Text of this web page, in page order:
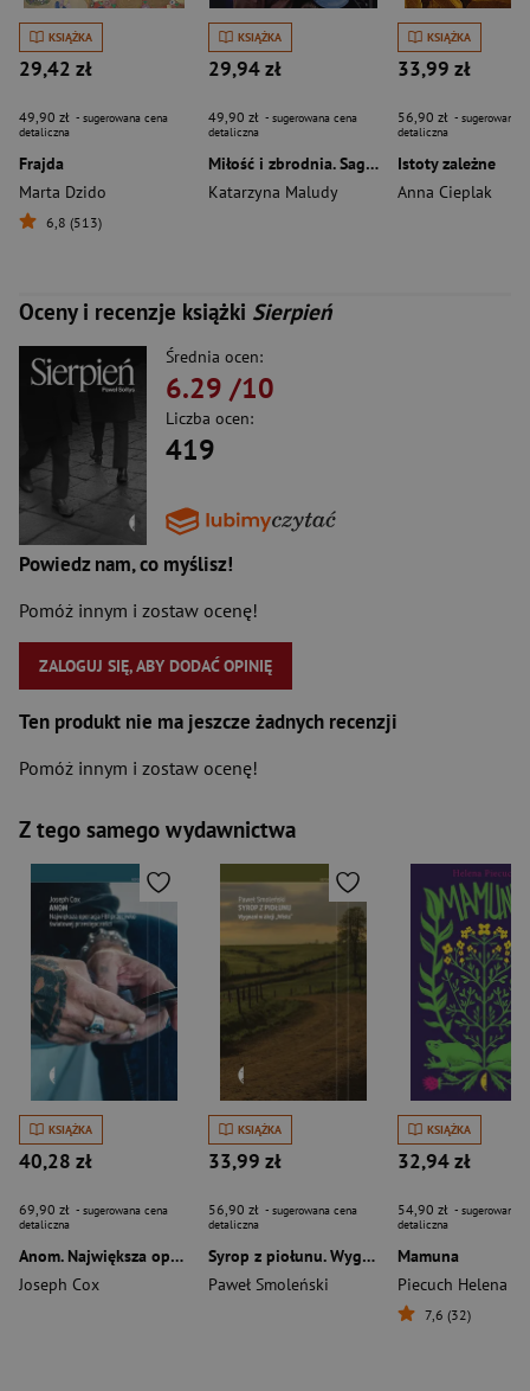
KSIĄŻKA
29,42 zł
49,90 zł - sugerowana cena
detaliczna
Frajda
Marta Dzido
6,8 (513)
KSIĄŻKA
29,94 zł
49,90 zł - sugerowana cena
detaliczna
Miłość i zbrodnia. Saga warszawska. Tom 8
Katarzyna Maludy
KSIĄŻKA
33,99 zł
56,90 zł - sugerowana
detaliczna
Istoty zależne
Anna Cieplak
Oceny i recenzje książki Sierpień
Średnia ocen:
6.29 /10
Liczba ocen:
419
Powiedz nam, co myślisz!
Pomóż innym i zostaw ocenę!
ZALOGUJ SIĘ, ABY DODAĆ OPINIĘ
Ten produkt nie ma jeszcze żadnych recenzji
Pomóż innym i zostaw ocenę!
Z tego samego wydawnictwa
KSIĄŻKA
40,28 zł
69,90 zł - sugerowana cena
detaliczna
Anom. Największa operacja FBI przeciwko światowej przestępczości. Reportaż
Joseph Cox
KSIĄŻKA
33,99 zł
56,90 zł - sugerowana cena
detaliczna
Syrop z piołunu. Wygnani w akcji „Wisła” wyd. 3
Paweł Smoleński
KSIĄŻKA
32,94 zł
54,90 zł - sugerowana
detaliczna
Mamuna
Piecuch Helena
7,6 (32)